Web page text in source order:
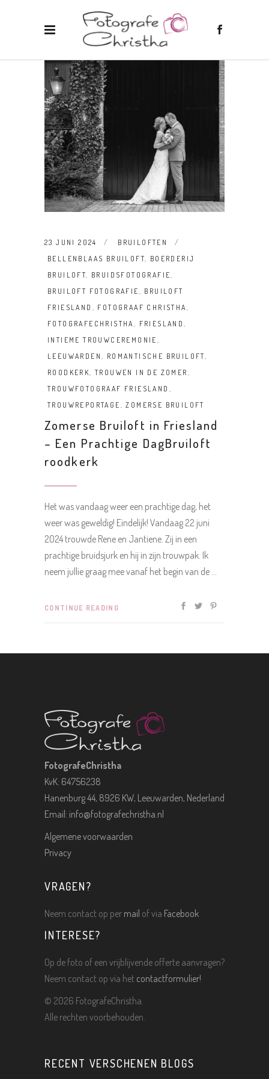
23 JUNI 2024
BRUILOFTEN
BELLENBLAAS BRUILOFT, BOERDERIJ
BRUILOFT, BRUIDSFOTOGRAFIE,
BRUILOFT FOTOGRAFIE , BRUILOFT
FRIESLAND , FOTOGRAAF CHRISTHA,
FOTOGRAFECHRISTHA, FRIESLAND,
INTIEME TROUWCEREMONIE ,
LEEUWARDEN, ROMANTISCHE BRUILOFT,
ROODKERK,TROUWEN IN DE ZOMER ,
TROUWFOTOGRAAF FRIESLAND ,
TROUWREPORTAGE ,ZOMERSE BRUILOFT
Zomerse Bruiloft in Friesland
– Een Prachtige DagBruiloft
roodkerk
Het was vandaag weer een prachtige dag, het
weer was geweldig! Eindelijk! Vandaag 22 juni
2024 trouwde Rene en Jantiene. Zij in een
prachtige bruidsjurk en hij in zijn trouwpak. Ik
neem jullie graag mee vanaf het begin van de
CONTINUE READING
FotografeChristha
KvK: 64756238
Hanenburg 44, 8926 KW, Leeuwarden, Nederland
Email: info@fotografechristha.nl
Algemene voorwaarden
Privacy
VRAGEN?
Neem contact op per mail of via Facebook
INTERESE?
Op de foto of een vrijblijvende offerte aanvragen?
Neem contact op via het contactformulier!
© 2026 FotografeChristha.
Alle rechten voorbehouden.
RECENT VERSCHENEN BLOGS